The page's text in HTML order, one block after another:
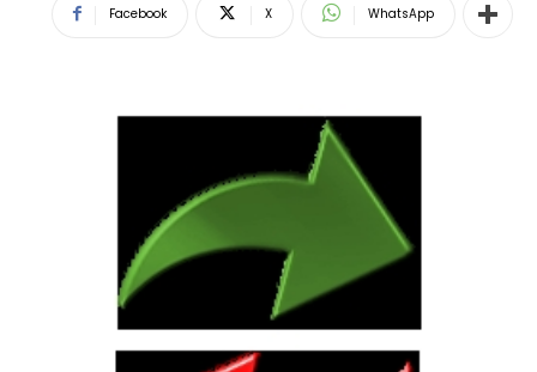
Facebook X WhatsApp